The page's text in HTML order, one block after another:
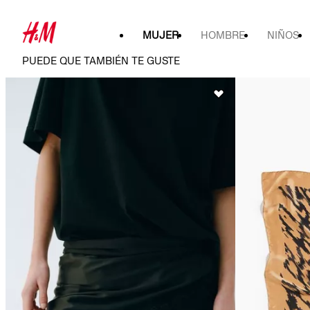
MUJER HOMBRE NIÑOS
PUEDE QUE TAMBIÉN TE GUSTE